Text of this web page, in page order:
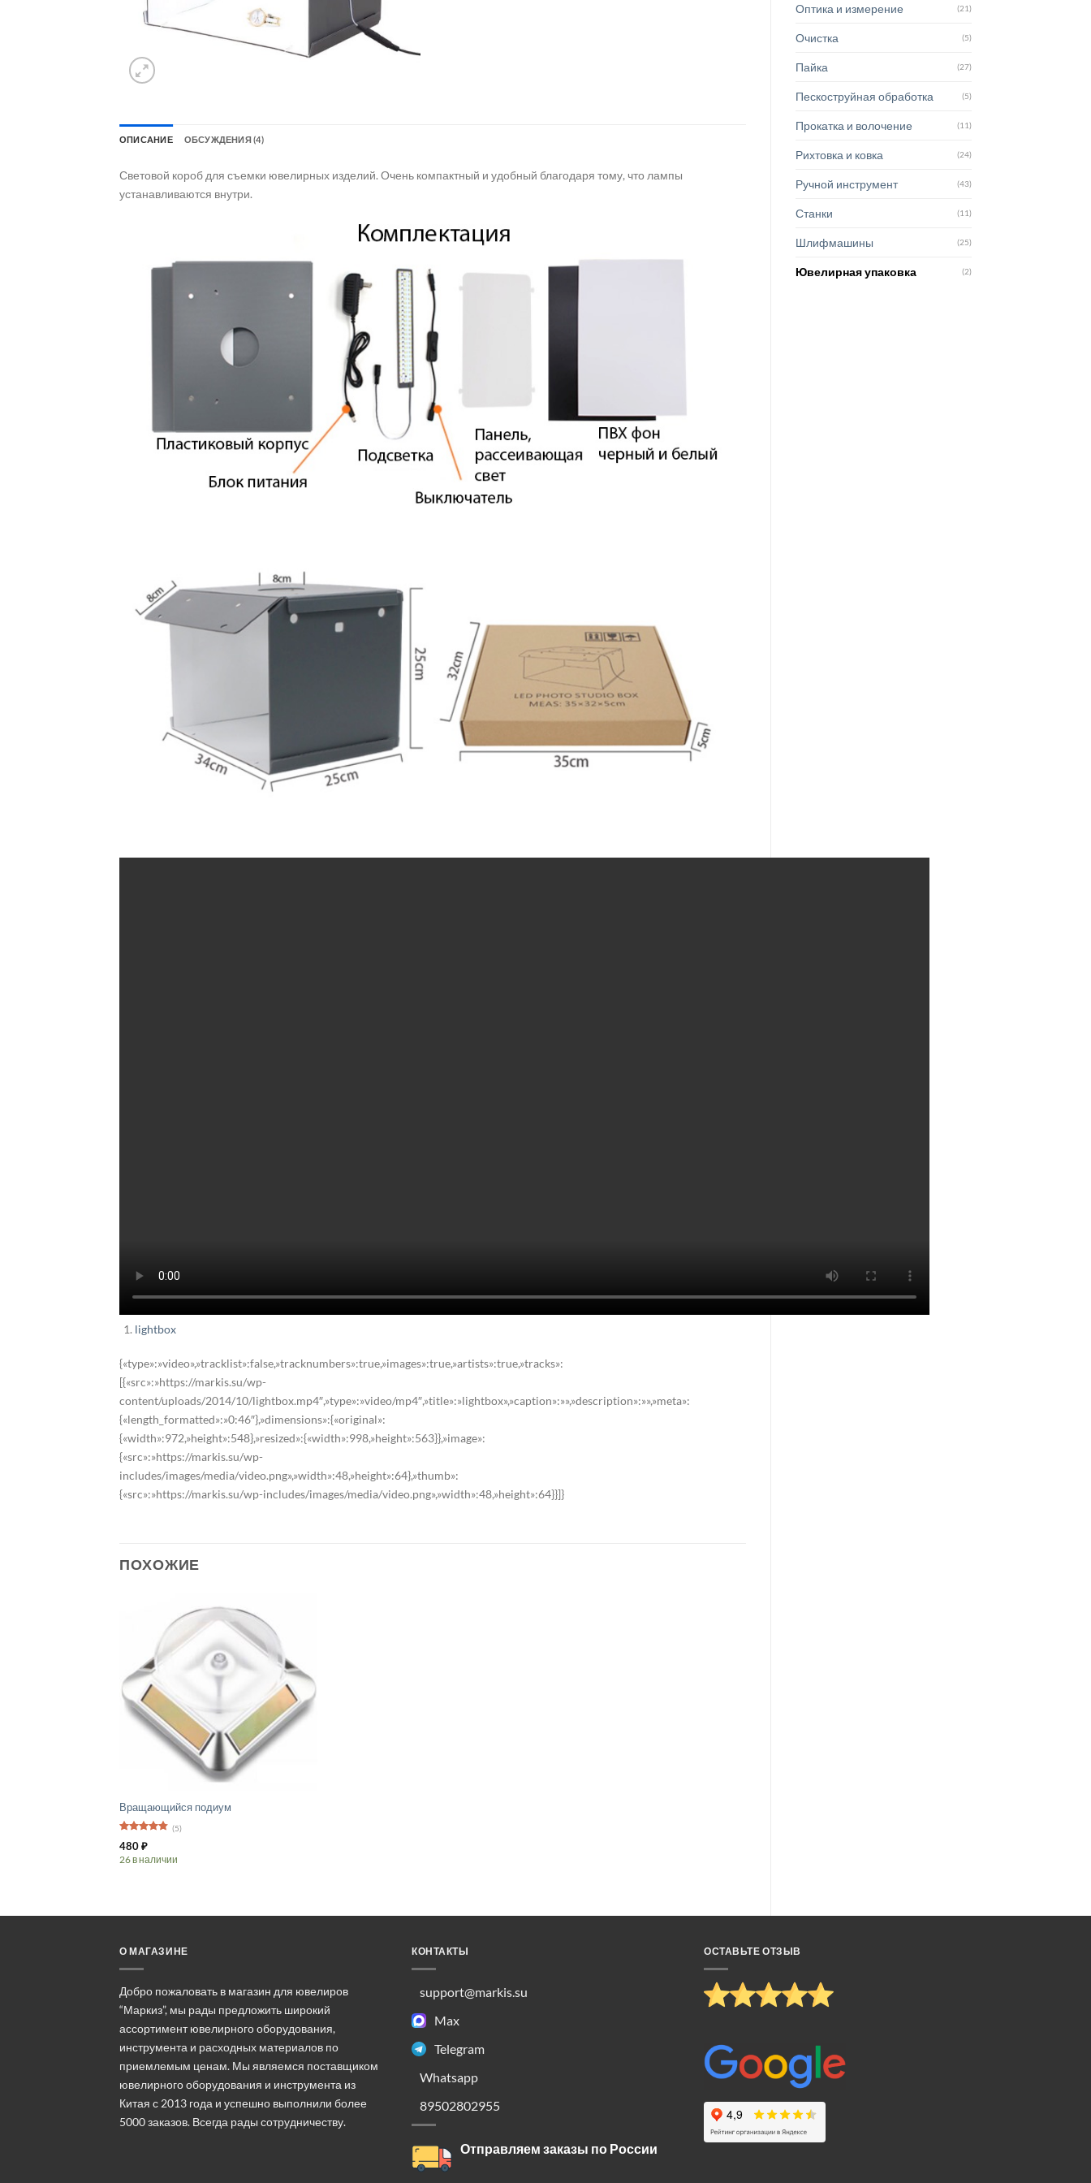
Оптика и измерение (21)
Очистка (5)
Пайка (27)
Пескоструйная обработка (5)
Прокатка и волочение (11)
Рихтовка и ковка (24)
Ручной инструмент (43)
Станки (11)
Шлифмашины (25)
Ювелирная упаковка (2)
ОПИСАНИЕ ОБСУЖДЕНИЯ (4)
Световой короб для съемки ювелирных изделий. Очень компактный и удобный благодаря тому, что лампы
устанавливаются внутри.
lightbox
{«type»:»video»,»tracklist»:false,»tracknumbers»:true,»images»:true,»artists»:true,»tracks»:
[{«src»:»https://markis.su/wp-
content/uploads/2014/10/lightbox.mp4″,»type»:»video/mp4″,»title»:»lightbox»,»caption»:»»,»description»:»»,»meta»:
{«length_formatted»:»0:46″},»dimensions»:{«original»:
{«width»:972,»height»:548},»resized»:{«width»:998,»height»:563}},»image»:
{«src»:»https://markis.su/wp-
includes/images/media/video.png»,»width»:48,»height»:64},»thumb»:
{«src»:»https://markis.su/wp-includes/images/media/video.png»,»width»:48,»height»:64}}]}
ПОХОЖИЕ
Вращающийся подиум
Оценка
из 5
(5)
480₽
26 в наличии
Опции
можно
выбрать
на
странице
товара.
О МАГАЗИНЕ
Добро пожаловать в магазин для ювелиров
“Маркиз”, мы рады предложить широкий
ассортимент ювелирного оборудования,
инструмента и расходных материалов по
приемлемым ценам. Мы являемся поставщиком
ювелирного оборудования и инструмента из
Китая с 2013 года и успешно выполнили более
5000 заказов. Всегда рады сотрудничеству.
КОНТАКТЫ
support@markis.su
Max
Telegram
Whatsapp
89502802955
Отправляем заказы по России
ОСТАВЬТЕ ОТЗЫВ